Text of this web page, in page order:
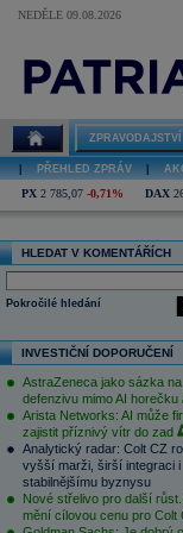
NEDĚLE 09.08.2026
ZPRAVODAJSTVÍ
PŘEHLED ZPRÁV
PX 2 785,07 -0,71% DAX
HLEDAT V KOMENTÁŘÍCH
Pokročilé hledání
INVESTIČNÍ DOPORUČENÍ
AstraZeneca jako sázka na
defenzivu mimo AI horečku
Arista Networks: AI může
zajistit příznivý vítr do zad
Analytický radar: Colt CZ
vyšší marži, širší integraci i
stabilnějšímu byznysu
Nové střelivo pro další
mění cílovou cenu pro Colt